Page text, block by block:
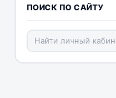
ПОИСК ПО САЙТУ